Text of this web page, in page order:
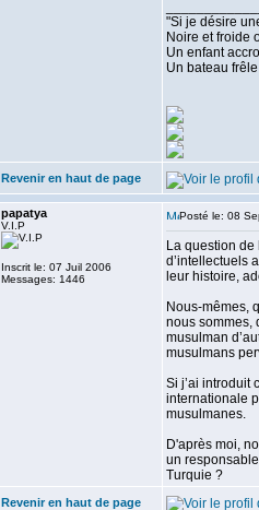
"Si je désire
Noire et froide
Un enfant
Un bateau
Revenir en haut de page
papatya
V.I.P
Inscrit le: 07 Juil 2006
Messages: 1446
Posté le: 08
La question de
d’intellectuels
leur histoire,
Nous-mêmes,
nous sommes,
musulman
musulmans
Si j’ai introduit
internationale
musulmanes.
D'après moi,
un
Turquie ?
Revenir en haut de page